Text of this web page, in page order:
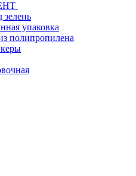
зелень
упаковка
полипропилена